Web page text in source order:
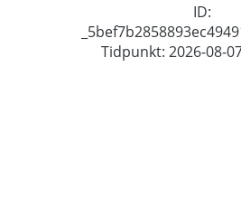
ID:
Tidpunkt: 2026-08-